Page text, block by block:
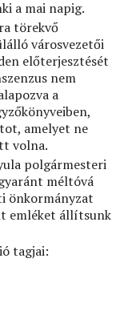
a mai napig.
törekvő
városvezetői
előterjesztését
nem
a
amelyet ne
volna.
polgármesteri
méltóvá
önkormányzat
emléket állítsunk
tagjai: